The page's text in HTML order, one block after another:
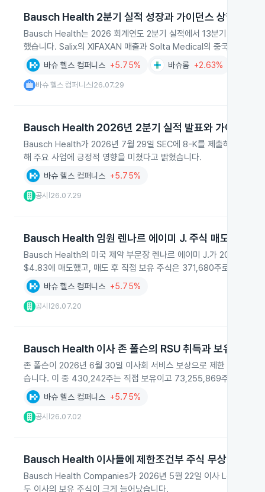
Bausch Health 2분기 실적 성장과 가이던스 상향
Bausch Health는 2026 회계연도 2분기 실적에서 13분기 연속 매출
했습니다. Salix의 XIFAXAN 매출과 Solta Medical의 중국 매출이
바슈 헬스 컴퍼니스 +5.75% 바슈롬 +2.63%
바슈 헬스 컴퍼니스 26.07.29
Bausch Health 2026년 2분기 실적 발표와 가이던스
Bausch Health가 2026년 7월 29일 SEC에 8-K를 제출하며 2026
해 주요 사업에 긍정적 영향을 미쳤다고 밝혔습니다.
바슈 헬스 컴퍼니스 +5.75%
공시 26.07.29
Bausch Health 임원 렌나르 에이미 J. 주식 매도
Bausch Health의 미국 제약 부문장 렌나르 에이미 J.가 2026년 7
$4.83에 매도했고, 매도 후 직접 보유 주식은 371,680주로 집계됐습
바슈 헬스 컴퍼니스 +5.75%
공시 26.07.20
Bausch Health 이사 존 폴슨의 RSU 취득과 보유현황
존 폴슨이 2026년 6월 30일 이사회 서비스 보상으로 제한 주식 단
습니다. 이 중 430,242주는 직접 보유이고 73,255,869주는 관리 펀
바슈 헬스 컴퍼니스 +5.75%
공시 26.07.02
Bausch Health 이사들에 제한조건부 주식 무상 지급
Bausch Health Companies가 2026년 5월 22일 이사 Lee Frank
두 이사의 보유 주식이 크게 늘어났습니다.